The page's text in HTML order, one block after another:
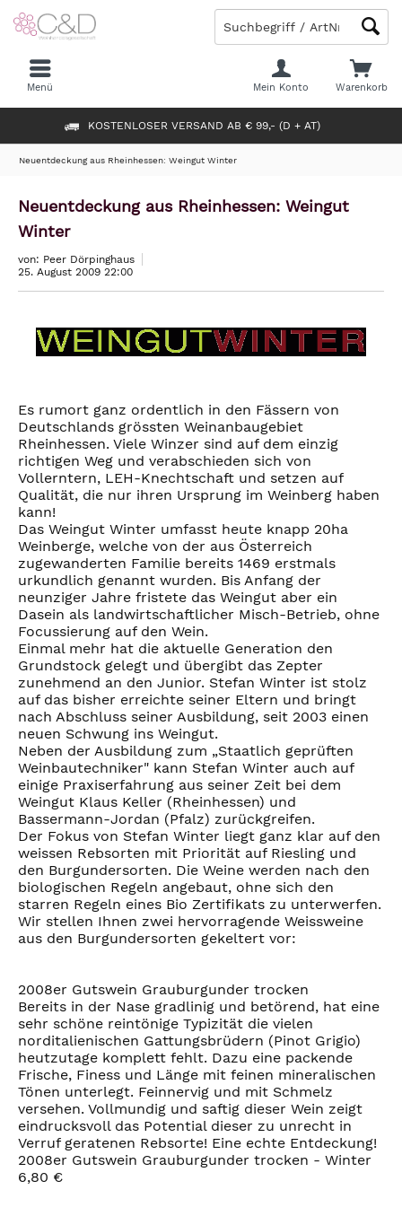
KOSTENLOSER VERSAND AB € 99,- (D + AT)
Warenkorb
Mein Konto
Menü
Neuentdeckung aus Rheinhessen: Weingut Winter
Neuentdeckung aus Rheinhessen: Weingut
Winter
von: Peer Dörpinghaus
25. August 2009 22:00
Es rumort ganz ordentlich in den Fässern von
Deutschlands grössten Weinanbaugebiet
Rheinhessen. Viele Winzer sind auf dem einzig
richtigen Weg und verabschieden sich von
Vollerntern, LEH-Knechtschaft und setzen auf
Qualität, die nur ihren Ursprung im Weinberg haben
kann!
Das Weingut Winter umfasst heute knapp 20ha
Weinberge, welche von der aus Österreich
zugewanderten Familie bereits 1469 erstmals
urkundlich genannt wurden. Bis Anfang der
neunziger Jahre fristete das Weingut aber ein
Dasein als landwirtschaftlicher Misch-Betrieb, ohne
Focussierung auf den Wein.
Einmal mehr hat die aktuelle Generation den
Grundstock gelegt und übergibt das Zepter
zunehmend an den Junior. Stefan Winter ist stolz
auf das bisher erreichte seiner Eltern und bringt
nach Abschluss seiner Ausbildung, seit 2003 einen
neuen Schwung ins Weingut.
Neben der Ausbildung zum „Staatlich geprüften
Weinbautechniker" kann Stefan Winter auch auf
einige Praxiserfahrung aus seiner Zeit bei dem
Weingut Klaus Keller (Rheinhessen) und
Bassermann-Jordan (Pfalz) zurückgreifen.
Der Fokus von Stefan Winter liegt ganz klar auf den
weissen Rebsorten mit Priorität auf Riesling und
den Burgundersorten. Die Weine werden nach den
biologischen Regeln angebaut, ohne sich den
starren Regeln eines Bio Zertifikats zu unterwerfen.
Wir stellen Ihnen zwei hervorragende Weissweine
aus den Burgundersorten gekeltert vor:
2008er Gutswein Grauburgunder trocken
Bereits in der Nase gradlinig und betörend, hat eine
sehr schöne reintönige Typizität die vielen
norditalienischen Gattungsbrüdern (Pinot Grigio)
heutzutage komplett fehlt. Dazu eine packende
Frische, Finess und Länge mit feinen mineralischen
Tönen unterlegt. Feinnervig und mit Schmelz
versehen. Vollmundig und saftig dieser Wein zeigt
eindrucksvoll das Potential dieser zu unrecht in
Verruf geratenen Rebsorte! Eine echte Entdeckung!
2008er Gutswein Grauburgunder trocken - Winter
6,80 €